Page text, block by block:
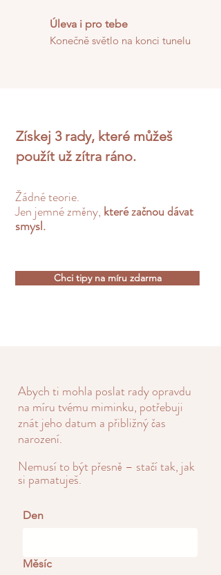
Úleva i pro tebe
Konečně světlo na konci tunelu
Získej 3 rady, které můžeš
použít už zítra ráno.
Žádné teorie.
Jen jemné změny, které začnou dávat
smysl.
Chci tipy na míru zdarma
Abych ti mohla poslat rady opravdu
na míru tvému miminku, potřebuji
znát jeho datum a přibližný čas
narození.
Nemusí to být přesně – stačí tak, jak
si pamatuješ.
Den
Měsíc